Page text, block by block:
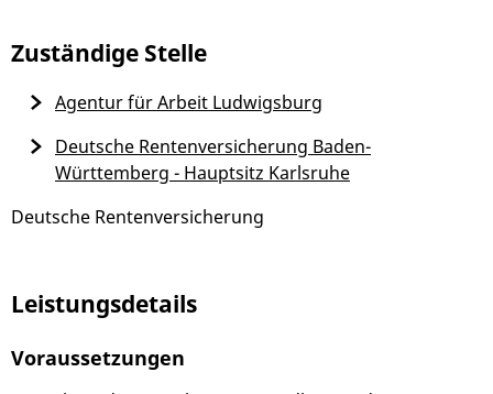
Zuständige Stelle
Deutsche Rentenversicherung
Agentur für Arbeit Ludwigsburg
Deutsche Rentenversicherung Baden-
Württemberg - Hauptsitz Karlsruhe
Leistungsdetails
Voraussetzungen